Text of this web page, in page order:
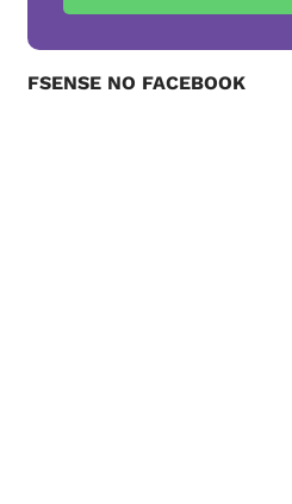
FSENSE NO FACEBOOK